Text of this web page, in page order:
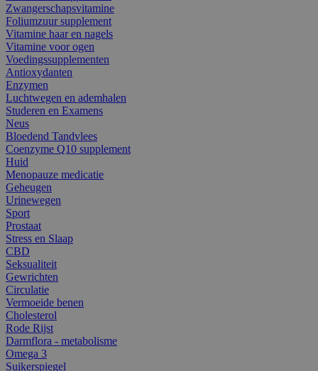
Zwangerschapsvitamine
Foliumzuur supplement
Vitamine haar en nagels
Vitamine voor ogen
Voedingssupplementen
Antioxydanten
Enzymen
Luchtwegen en ademhalen
Studeren en Examens
Neus
Bloedend Tandvlees
Coenzyme Q10 supplement
Huid
Menopauze medicatie
Geheugen
Urinewegen
Sport
Prostaat
Stress en Slaap
CBD
Seksualiteit
Gewrichten
Circulatie
Vermoeide benen
Cholesterol
Rode Rijst
Darmflora - metabolisme
Omega 3
Suikerspiegel